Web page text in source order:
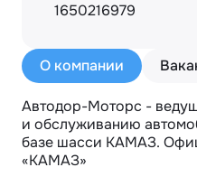
О компании
Автодор-Моторс -
и обслуживанию
базе шасси КАМАЗ.
«КАМАЗ»
1650216979